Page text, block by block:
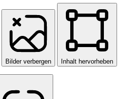
Bilder verbergen Inhalt hervorheben